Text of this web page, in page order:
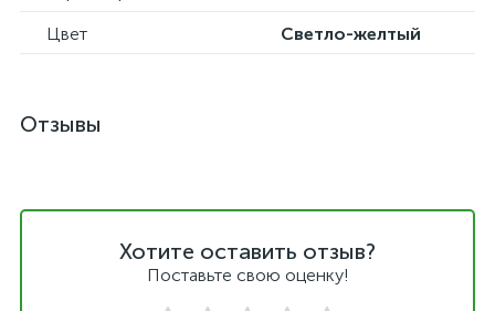
Цвет
Светло-желтый
Отзывы
Хотите оставить отзыв?
Поставьте свою оценку!